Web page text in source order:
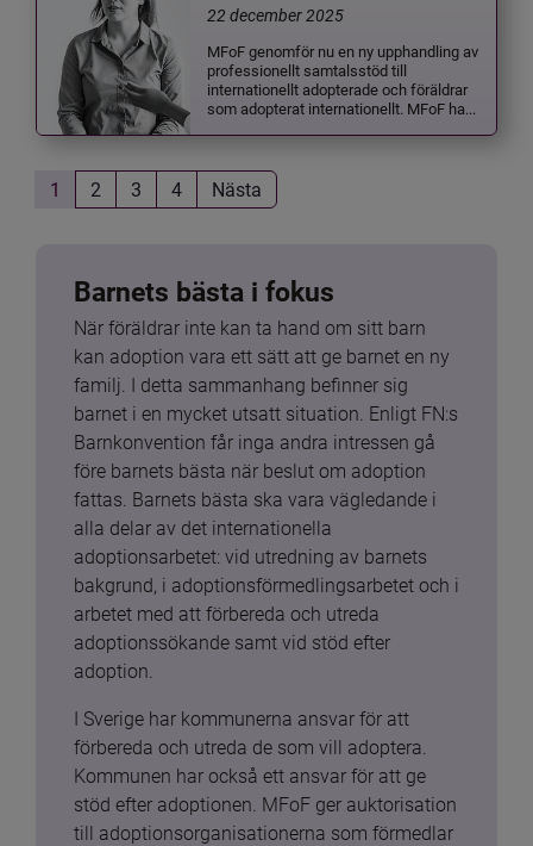
22 december 2025
MFoF genomför nu en ny upphandling av
professionellt samtalsstöd till
internationellt adopterade och föräldrar
som adopterat internationellt. MFoF ha...
1 2 3 4 Nästa
Barnets bästa i fokus
När föräldrar inte kan ta hand om sitt barn
kan adoption vara ett sätt att ge barnet en ny
familj. I detta sammanhang befinner sig
barnet i en mycket utsatt situation. Enligt FN:s
Barnkonvention får inga andra intressen gå
före barnets bästa när beslut om adoption
fattas. Barnets bästa ska vara vägledande i
alla delar av det internationella
adoptionsarbetet: vid utredning av barnets
bakgrund, i adoptionsförmedlingsarbetet och i
arbetet med att förbereda och utreda
adoptionssökande samt vid stöd efter
adoption.
I Sverige har kommunerna ansvar för att
förbereda och utreda de som vill adoptera.
Kommunen har också ett ansvar för att ge
stöd efter adoptionen. MFoF ger auktorisation
till adoptionsorganisationerna som förmedlar